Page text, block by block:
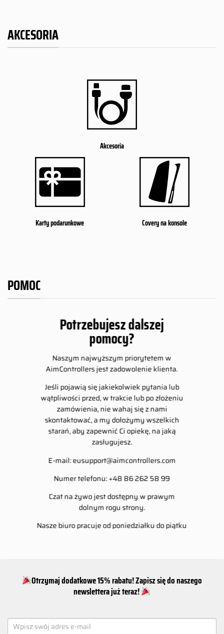
AKCESORIA
Akcesoria
Karty podarunkowe Covery na konsole
POMOC
Potrzebujesz dalszej
pomocy?
Naszym najwyższym priorytetem w
AimControllers jest zadowolenie klienta.
Jeśli pojawią się jakiekolwiek pytania lub
wątpliwości przed, w trakcie lub po złożeniu
zamówienia, nie wahaj się z nami
skontaktować, a my dołożymy wszelkich
starań, aby zapewnić Ci opiekę, na jaką
zasługujesz.
E-mail:eusupport@aimcontrollers.com
Numer telefonu: +48 86 262 58 99
Czat na żywo jest dostępny w prawym
dolnym rogu strony.
Nasze biuro pracuje od poniedziałku do piątku
Otrzymaj dodatkowe 15% rabatu! Zapisz się do naszego
newslettera już teraz!
NEWSLETTER